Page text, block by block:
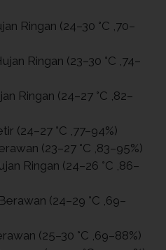
Ringan (24–30 °C ,70–
Ringan (23–30 °C ,74–
Ringan (24–27 °C ,82–
(24–27 °C ,77–94%)
(23–27 °C ,83–95%)
Ringan (24–26 °C ,86–
(24–29 °C ,69–
(25–30 °C ,69–88%)